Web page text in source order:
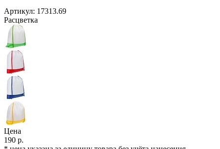
Артикул: 17313.69
Расцветка
Цена
190 р.